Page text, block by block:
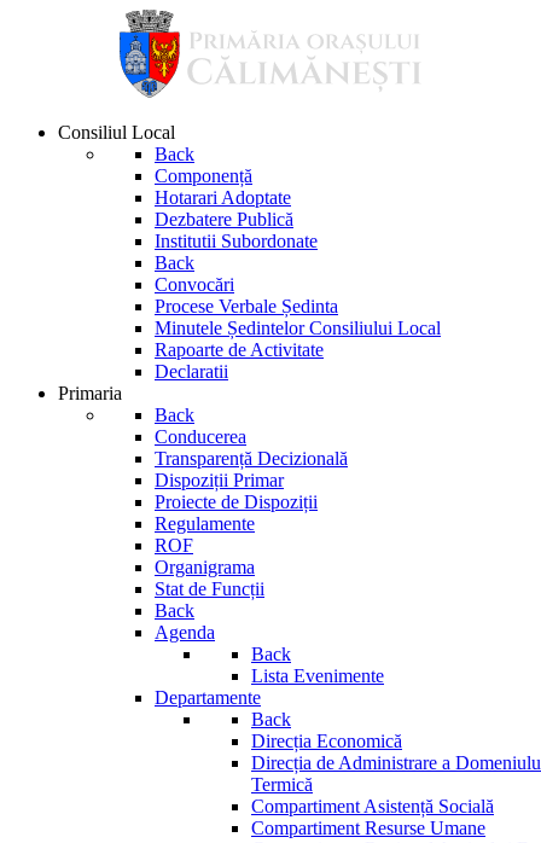
Consiliul Local
Back
Componență
Hotarari Adoptate
Dezbatere Publică
Institutii Subordonate
Back
Convocări
Procese Verbale Ședinta
Minutele Ședintelor Consiliului Local
Rapoarte de Activitate
Declaratii
Primaria
Back
Conducerea
Transparență Decizională
Dispoziții Primar
Proiecte de Dispoziții
Regulamente
ROF
Organigrama
Stat de Funcții
Back
Agenda
Back
Lista Evenimente
Departamente
Back
Direcția Economică
Direcția de Administrare a
Termică
Compartiment Asistență Socială
Compartiment Resurse Umane